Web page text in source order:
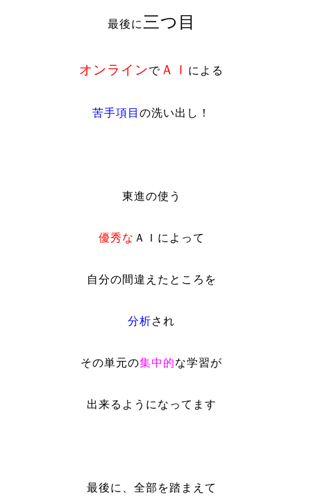
最後に 三つ目
オンラインで ＡＩ による
苦手項目の洗い出し！
東進の使う
優秀な ＡＩによって
自分の間違えたところを
分析され
その単元の集中的な学習が
出来るようになってます
最後に、全部を踏まえて